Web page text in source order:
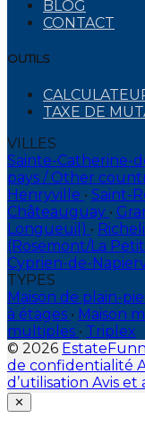
BLOG
CONTACT
OUTILS
TAXE DE
VILLES
Sainte-Catherine-
pays / Other
Henryville • Saint-
Châteauguay •
Longueuil) •
(Rosemont/La
Cyprien-de-
TYPES
Maison de plain-
à étages • Maison
multiples • Triplex
© 2026
de confidentialité
d’utilisation Avis et
Close
✕